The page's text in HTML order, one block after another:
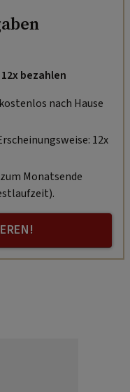
bezahlen
nach Hause
12x
Monatsende